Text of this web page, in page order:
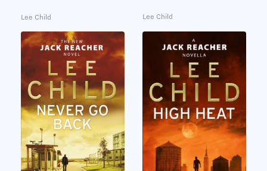
Lee Child Lee Child